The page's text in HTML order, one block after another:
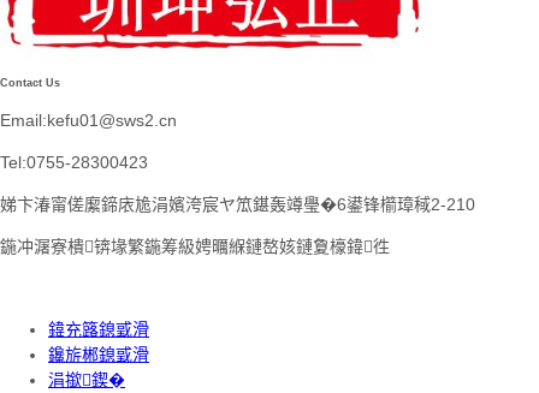
Contact Us
Email:kefu01@sws2.cn
Tel:0755-28300423
娣卞湷甯傞緳鍗庡尯涓嬪洿宸ヤ笟鍖轰竴璺�6鍙锋櫤璋稢2-210
鍦冲潳寮樻锛堟繁鍦筹級娉曞緥鏈嶅姟鏈夐檺鍏徃
鍏充簬鎴戜滑
鑱旂郴鎴戜滑
涓撳鍥�